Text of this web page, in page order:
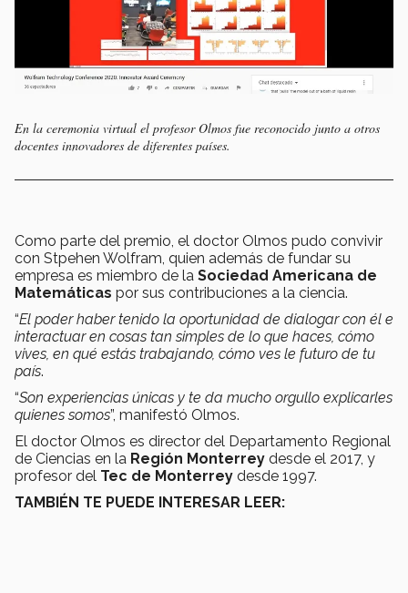
En la ceremonia virtual el profesor Olmos fue reconocido junto a otros
docentes innovadores de diferentes países.
Como parte del premio, el doctor Olmos pudo convivir
con Stpehen Wolfram, quien además de fundar su
empresa es miembro de la Sociedad Americana de
Matemáticas por sus contribuciones a la ciencia.
“El poder haber tenido la oportunidad de dialogar con él e
interactuar en cosas tan simples de lo que haces, cómo
vives, en qué estás trabajando, cómo ves le futuro de tu
país.
“Son experiencias únicas y te da mucho orgullo explicarles
quienes somos”, manifestó Olmos.
El doctor Olmos es director del Departamento Regional
de Ciencias en la Región Monterrey desde el 2017, y
profesor del Tec de Monterrey desde 1997.
TAMBIÉN TE PUEDE INTERESAR LEER: